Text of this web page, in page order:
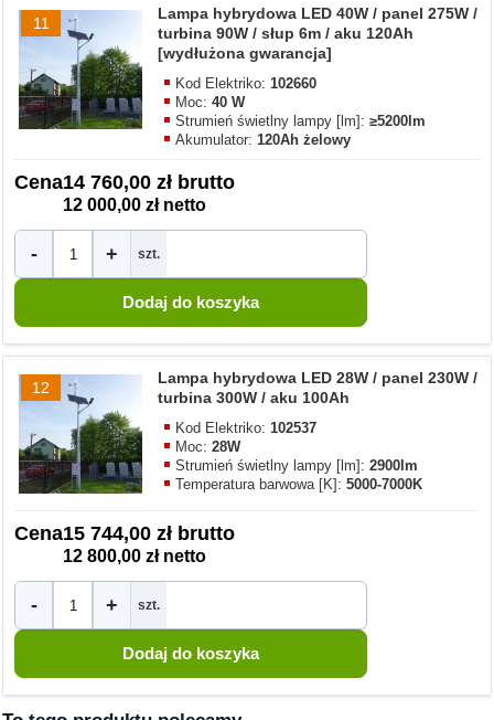
11
Lampa hybrydowa LED 40W / panel 275W /
turbina 90W / słup 6m / aku 120Ah
[wydłużona gwarancja]
Kod Elektriko:102660
Moc:40 W
Strumień świetlny lampy [lm]:≥5200lm
Akumulator:120Ah żelowy
Cena14 760,00 zł brutto
12 000,00 zł netto
- + szt.
12
Lampa hybrydowa LED 28W / panel 230W /
turbina 300W / aku 100Ah
Kod Elektriko:102537
Moc:28W
Strumień świetlny lampy [lm]:2900lm
Temperatura barwowa [K]:5000-7000K
Cena15 744,00 zł brutto
12 800,00 zł netto
- + szt.